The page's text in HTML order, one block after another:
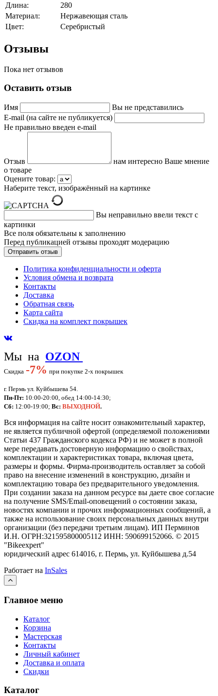
Длина:
280
Материал:
Нержавеющая сталь
Цвет:
Серебристый
Отзывы
Пока нет отзывов
Оставить отзыв
Имя
Вы не представились
E-mail (на сайте не публикуется)
Не правильно введен e-mail
Отзыв
нам интересно Ваше мнение
о товаре
Оцените товар:
Наберите текст, изображённый на картинке
Вы неправильно ввели текст с
картинки
Все поля обязательны к заполнению
Перед публикацией отзывы проходят модерацию
Политика конфиденциальности и оферта
Условия обмена и возврата
Контакты
Доставка
Обратная связь
Карта сайта
Скидка на комплект покрышек
Мы на OZON
Скидка -7% при покупке 2-х покрышек
г. Пермь ул. Куйбышева 54.
Пн-Пт: 10:00-20:00, обед 14:00-14:30;
Сб: 12:00-19:00; Вс: ВЫХОДНОЙ.
Вся информация на сайте носит ознакомительный характер,
не является публичной офертой (определяемой положениями
Статьи 437 Гражданского кодекса РФ) и не может в полной
мере передавать достоверную информацию о свойствах,
комплектации и характеристиках товара, включая цвета,
размеры и формы. Фирма-производитель оставляет за собой
право на внесение изменений в конструкцию, дизайн и
комплектацию товара без предварительного уведомления.
При создании заказа на данном ресурсе вы даете свое согласие
на получение SMS/Email-оповещений о состоянии заказа,
новостях компании и прочих информационных сообщений, а
также на использование своих персональных данных внутри
организации (без передачи третьим лицам). ИП Перминов
И.Н. ОГРН:321595800005112 ИНН: 590699152066. © 2015
"Bikeexpert"
юридический адрес 614016, г. Пермь, ул. Куйбышева д.54
Работает на InSales
Главное меню
Каталог
Корзина
Мастерская
Контакты
Личный кабинет
Доставка и оплата
Скидки
Каталог